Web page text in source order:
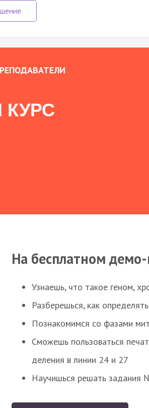
На бесплатном
Узнаешь, что такое геном,
Разберешься, как
Познакомимся со фазами
Сможешь пользоваться
деления в линии 24 и 27
Научишься решать задания